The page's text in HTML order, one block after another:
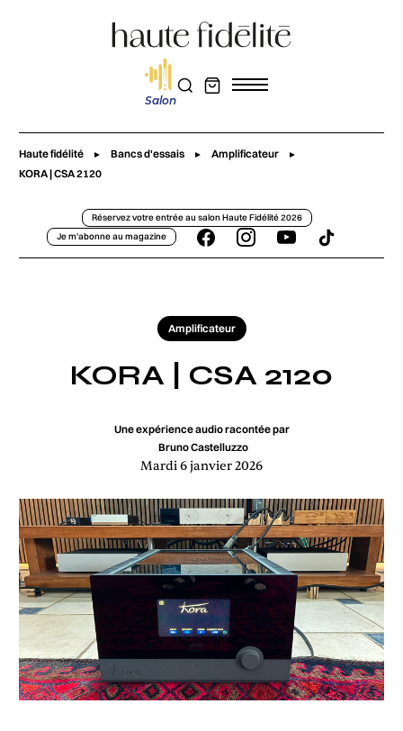
Salon
Haute fidélité Bancs d'essais
Amplificateur
KORA | CSA 2120
Réservez votre entrée au salon Haute Fidélité 2026
Je m'abonne au magazine
Amplificateur
KORA | CSA 2120
Une expérience audio racontée par
Bruno Castelluzzo
Mardi 6 janvier 2026